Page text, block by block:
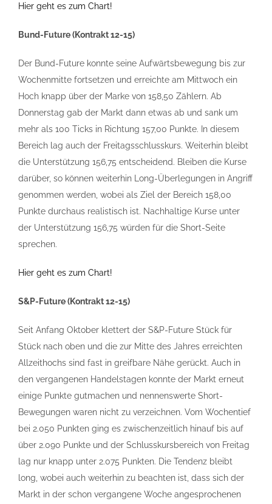
Hier geht es zum Chart!
Bund-Future (Kontrakt 12-15)
Der Bund-Future konnte seine Aufwärtsbewegung bis zur
Wochenmitte fortsetzen und erreichte am Mittwoch ein
Hoch knapp über der Marke von 158,50 Zählern. Ab
Donnerstag gab der Markt dann etwas ab und sank um
mehr als 100 Ticks in Richtung 157,00 Punkte. In diesem
Bereich lag auch der Freitagsschlusskurs. Weiterhin bleibt
die Unterstützung 156,75 entscheidend. Bleiben die Kurse
darüber, so können weiterhin Long-Überlegungen in Angriff
genommen werden, wobei als Ziel der Bereich 158,00
Punkte durchaus realistisch ist. Nachhaltige Kurse unter
der Unterstützung 156,75 würden für die Short-Seite
sprechen.
Hier geht es zum Chart!
S&P-Future (Kontrakt 12-15)
Seit Anfang Oktober klettert der S&P-Future Stück für
Stück nach oben und die zur Mitte des Jahres erreichten
Allzeithochs sind fast in greifbare Nähe gerückt. Auch in
den vergangenen Handelstagen konnte der Markt erneut
einige Punkte gutmachen und nennenswerte Short-
Bewegungen waren nicht zu verzeichnen. Vom Wochentief
bei 2.050 Punkten ging es zwischenzeitlich hinauf bis auf
über 2.090 Punkte und der Schlusskursbereich von Freitag
lag nur knapp unter 2.075 Punkten. Die Tendenz bleibt
long, wobei auch weiterhin zu beachten ist, dass sich der
Markt in der schon vergangene Woche angesprochenen